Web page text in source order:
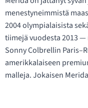
menestyneimmistä
2004 olympialaisista
tiimejä vuodesta 2013 —
Sonny Colbrellin
amerikkalaiseen
malleja. Jokaisen